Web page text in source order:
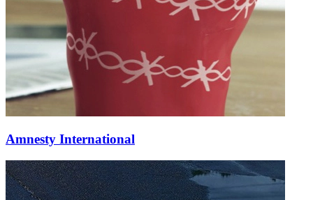
Amnesty International